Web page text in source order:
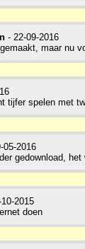
- 22-09-2016
maar nu
tijfer spelen met
05-2016
gedownload,
2015
doen